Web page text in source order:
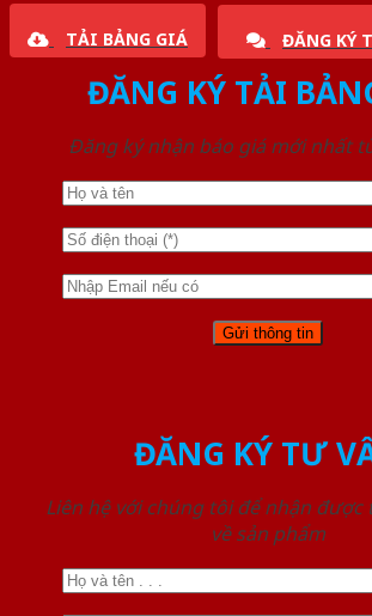
TẢI BẢNG GIÁ ĐĂNG KÝ
ĐĂNG KÝ TẢI
Đăng ký nhận báo giá mới nhất
ĐĂNG KÝ TƯ
Liên hệ với chúng tôi để nhận được
về sản phẩm